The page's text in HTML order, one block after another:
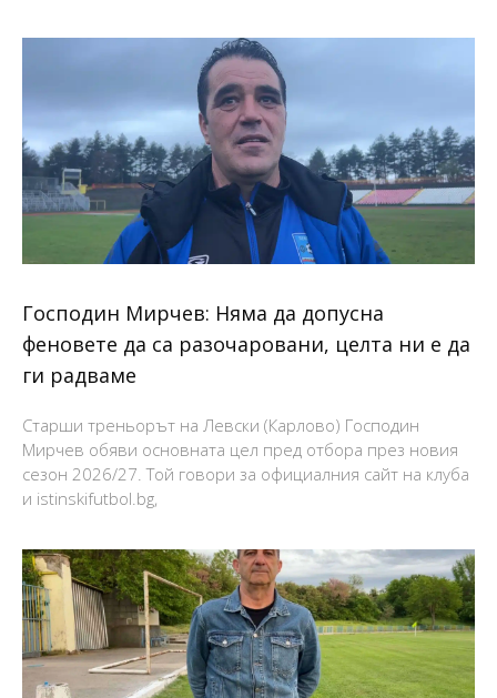
Господин Мирчев: Няма да допусна
феновете да са разочаровани, целта ни е да
ги радваме
Старши треньорът на Левски (Карлово) Господин
Мирчев обяви основната цел пред отбора през новия
сезон 2026/27. Той говори за официалния сайт на клуба
и istinskifutbol.bg,